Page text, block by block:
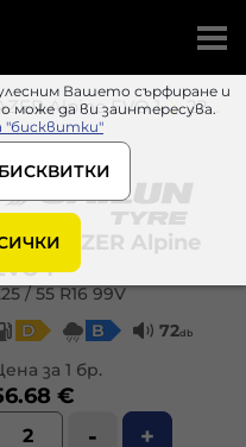
Вашето сърфиране и
може да ви заинтересува.
"бисквитки"
Alpine EVO 1
225 / 55 R16 99V
BLAZER Alpine
1
/ 55 R16 99V
D
B 72db
за 1 бр.
€
- +